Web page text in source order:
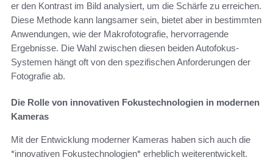
er den Kontrast im Bild analysiert, um die Schärfe zu erreichen.
Diese Methode kann langsamer sein, bietet aber in bestimmten
Anwendungen, wie der Makrofotografie, hervorragende
Ergebnisse. Die Wahl zwischen diesen beiden Autofokus-
Systemen hängt oft von den spezifischen Anforderungen der
Fotografie ab.
Die Rolle von innovativen Fokustechnologien in modernen
Kameras
Mit der Entwicklung moderner Kameras haben sich auch die
*innovativen Fokustechnologien* erheblich weiterentwickelt.